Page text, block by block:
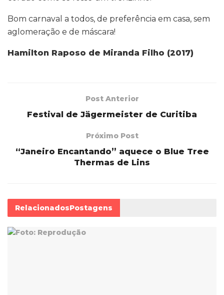
Bom carnaval a todos, de preferência em casa, sem
aglomeração e de máscara!
Hamilton Raposo de Miranda Filho (2017)
Post Anterior
Festival de Jägermeister de Curitiba
Próximo Post
“Janeiro Encantando” aquece o Blue Tree
Thermas de Lins
RelacionadosPostagens